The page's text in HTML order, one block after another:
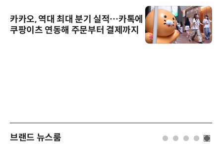
카카오, 역대 최대 분기 실적…카톡에
쿠팡이츠 연동해 주문부터 결제까지
브랜드 뉴스룸